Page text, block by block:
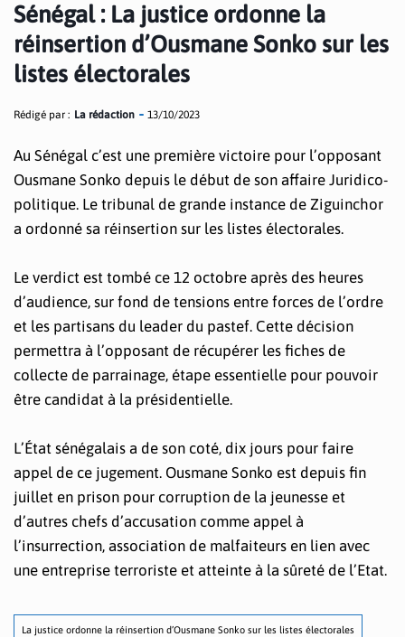
Sénégal : La justice ordonne la
réinsertion d’Ousmane Sonko sur les
listes électorales
Rédigé par : La rédaction 13/10/2023
Au Sénégal c’est une première victoire pour l’opposant
Ousmane Sonko depuis le début de son affaire Juridico-
politique. Le tribunal de grande instance de Ziguinchor
a ordonné sa réinsertion sur les listes électorales.
Le verdict est tombé ce 12 octobre après des heures
d’audience, sur fond de tensions entre forces de l’ordre
et les partisans du leader du pastef. Cette décision
permettra à l’opposant de récupérer les fiches de
collecte de parrainage, étape essentielle pour pouvoir
être candidat à la présidentielle.
L’État sénégalais a de son coté, dix jours pour faire
appel de ce jugement. Ousmane Sonko est depuis fin
juillet en prison pour corruption de la jeunesse et
d’autres chefs d’accusation comme appel à
l’insurrection, association de malfaiteurs en lien avec
une entreprise terroriste et atteinte à la sûreté de l’Etat.
La justice ordonne la réinsertion d’Ousmane Sonko sur les listes électorales